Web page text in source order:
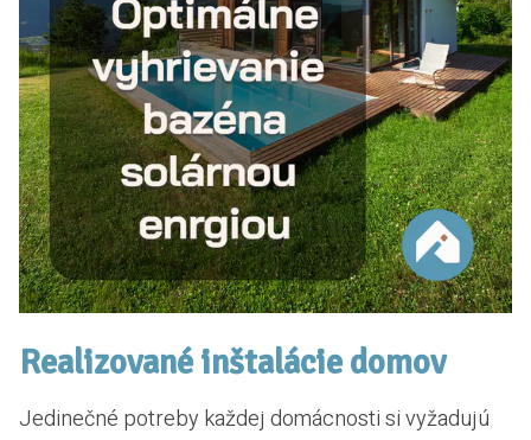
Realizované inštalácie domov
Jedinečné potreby každej domácnosti si vyžadujú